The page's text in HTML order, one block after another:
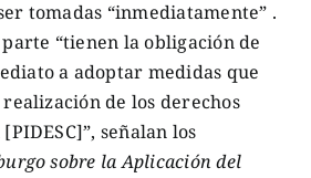
tomadas “inmediatamente” .
parte “tienen la obligación de
a adoptar medidas que
de los derechos
señalan los
sobre la Aplicación del